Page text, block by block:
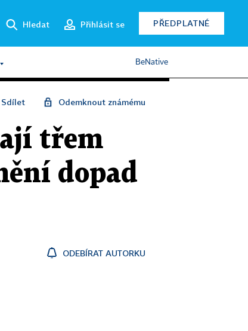
Hledat Přihlásit se PŘEDPLATNÉ
BeNative
Sdílet Odemknout známému
třem
dopad
ODEBÍRAT AUTORKU